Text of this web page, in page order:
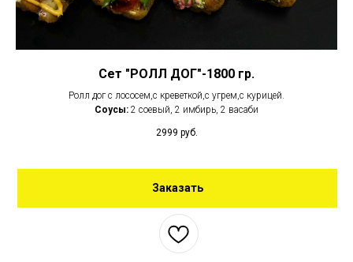
Сет "РОЛЛ ДОГ"-1800 гр.
Ролл дог с лососем,с креветкой,с угрем,с курицей.
Соусы: 2 соевый, 2 имбирь, 2 васаби
2999 руб.
Заказать